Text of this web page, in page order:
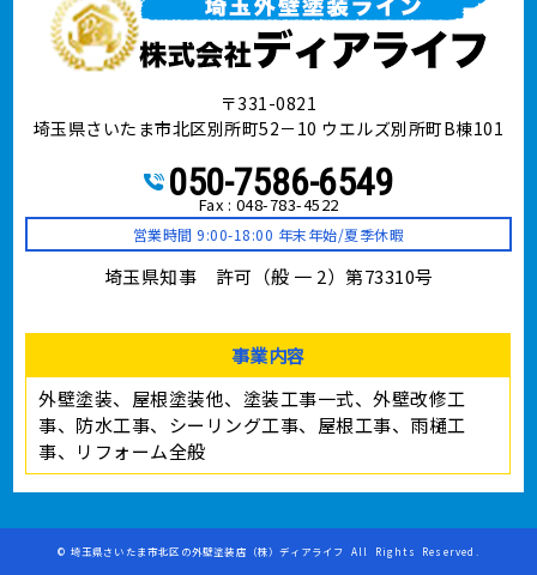
〒331-0821
埼玉県さいたま市北区別所町52－10 ウエルズ別所町B棟101
050-7586-6549
Fax : 048-783-4522
営業時間 9:00-18:00 年末年始/夏季休暇
埼玉県知事 許可（般 一 2）第73310号
事業内容
外壁塗装、屋根塗装他、塗装工事⼀式、外壁改修工
事、防水工事、シーリング工事、屋根工事、雨樋工
事、リフォーム全般
© 埼玉県さいたま市北区の外壁塗装店（株）ディアライフ All Rights Reserved.